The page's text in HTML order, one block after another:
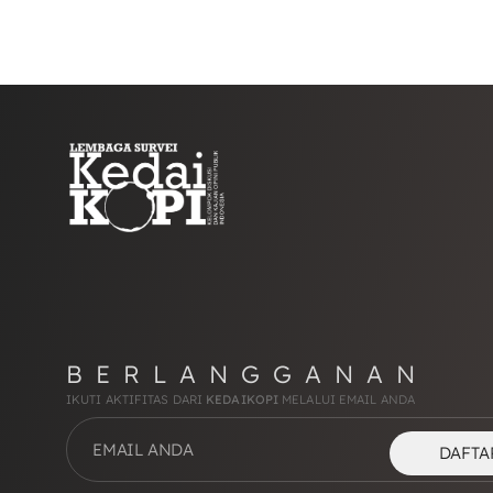
BERLANGGANAN
IKUTI AKTIFITAS DARI KEDAIKOPI MELALUI EMAIL ANDA